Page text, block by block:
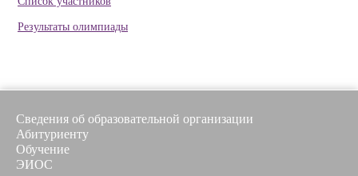
Результаты олимпиады
Сведения об образовательной организации
Абитуриенту
Обучение
ЭИОС